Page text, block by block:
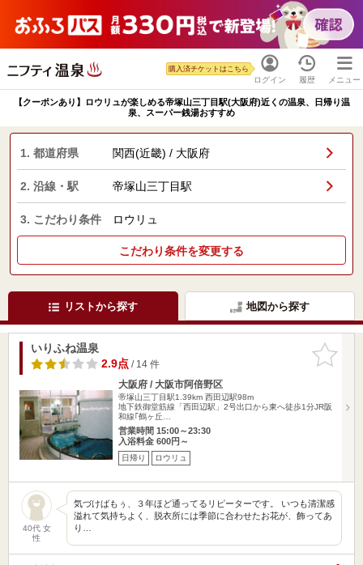
ログイン
購入済チケットはこちら
履歴 メニュー
【クーポンあり】ロウリュが楽しめる帝塚山三丁目駅(大阪府)近くの温泉、日帰り温
泉、スーパー銭湯おすすめ
1. 都道府県 関西(近畿) / 大阪府
2. 沿線・駅 帝塚山三丁目駅
3. こだわり条件 ロウリュ
こだわり条件を変更する
リストから探す 地図から探す
お気に入
りに追加
いりふね温泉
2.9点/ 14 件
大阪府 / 大阪市阿倍野区
帝塚山三丁目駅1.39km 西田辺駅98m
地下鉄御堂筋線「西田辺駅」2号出口から東へ徒歩1分JR阪
和線｢鶴ヶ丘…
営業時間 15:00～23:30
入浴料金 600円～
日帰り ロウリュ
40代 女
性
気づけばもぅ、３年ほど通ってるリピーターです。 いつも清潔感
溢れて気持ちよく、脱衣所には季節に合わせたお花が、飾ってあ
り…